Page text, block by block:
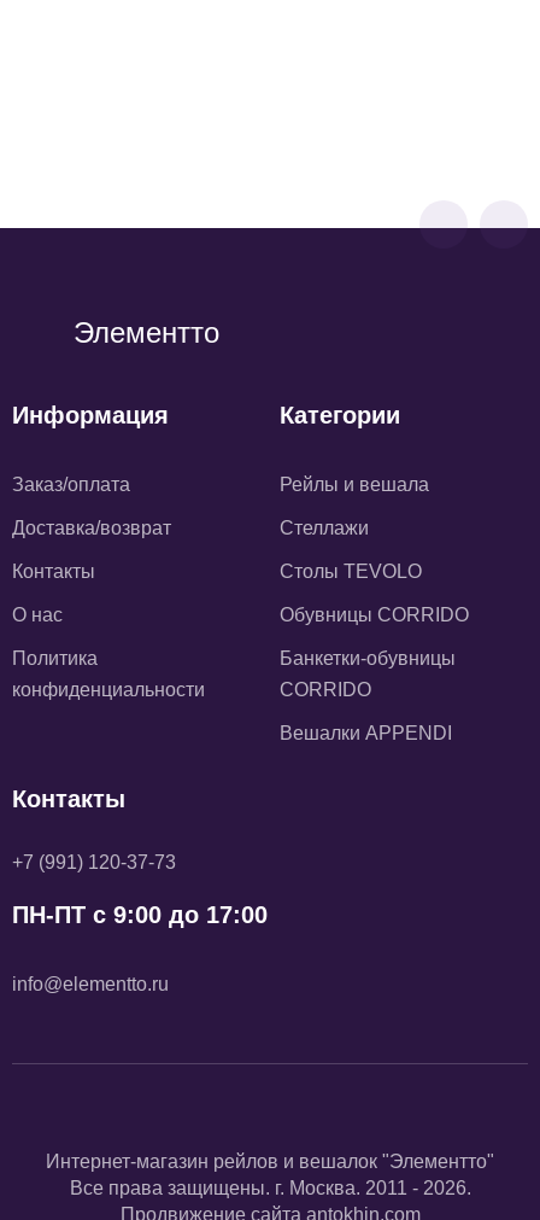
Элементто
Информация
Заказ/оплата
Доставка/возврат
Контакты
О нас
Политика
конфиденциальности
Категории
Рейлы и вешала
Стеллажи
Столы TEVOLO
Обувницы CORRIDO
Банкетки-обувницы
CORRIDO
Вешалки APPENDI
Контакты
+7 (991) 120-37-73
ПН-ПТ с 9:00 до 17:00
info@elementto.ru
Интернет-магазин рейлов и вешалок "Элементто"
Все права защищены. г. Москва. 2011 - 2026.
Продвижение сайта antokhin.com